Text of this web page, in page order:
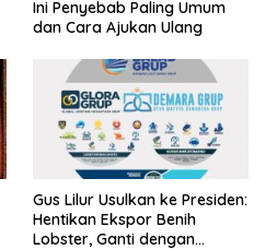
Ini Penyebab Paling Umum
dan Cara Ajukan Ulang
Gus Lilur Usulkan ke Presiden:
Hentikan Ekspor Benih
Lobster, Ganti dengan